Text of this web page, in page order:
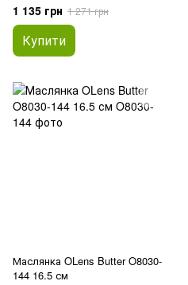
1 135 грн 1 271 грн
Купити
Маслянка OLens Butter O8030-
144 16.5 см